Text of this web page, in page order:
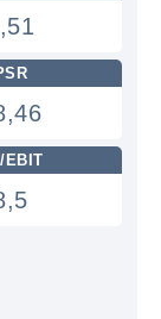
EBIT